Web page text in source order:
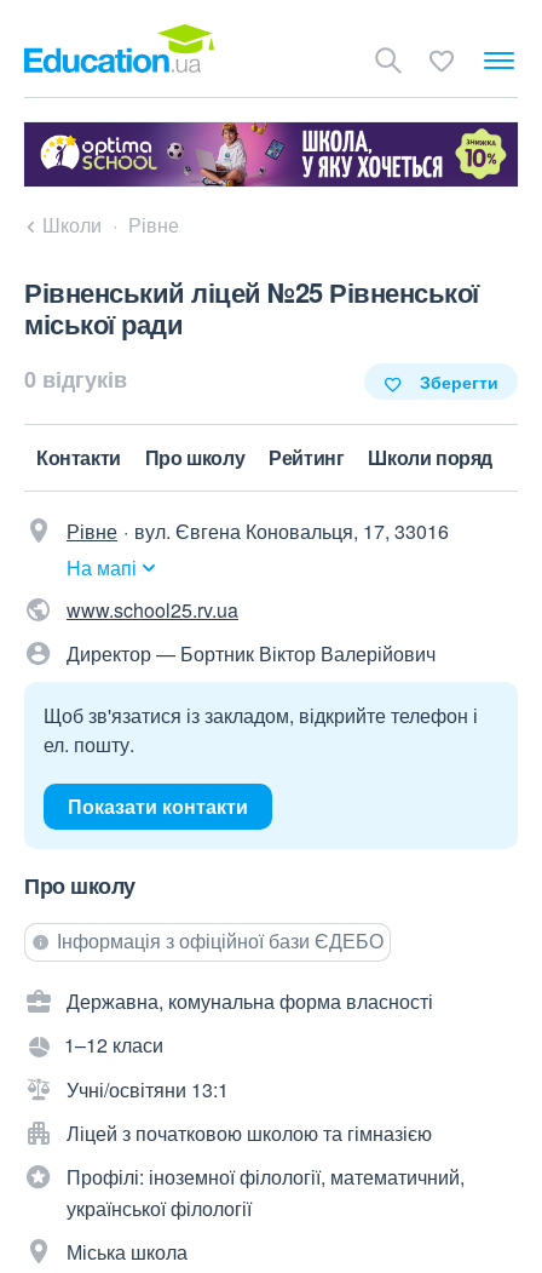
Школи Рівне
Рівненський ліцей №25 Рівненської
міської ради
0 відгуків Зберегти
Контакти Про школу Рейтинг Школи поряд
Рівне
вул. Євгена Коновальця, 17, 33016
На мапі
www.school25.rv.ua
Директор — Бортник Віктор Валерійович
Щоб зв'язатися із закладом, відкрийте телефон і
ел. пошту.
Показати контакти
Про школу
Інформація з офіційної бази ЄДЕБО
Державна, комунальна форма власності
1–12 класи
Учні/освітяни 13:1
Ліцей з початковою школою та гімназією
Профілі: іноземної філології, математичний,
української філології
Міська школа